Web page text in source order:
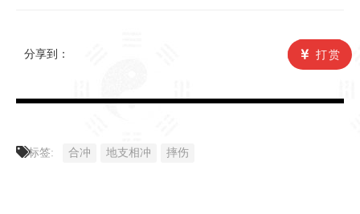
分享到： 打赏
标签: 合冲 地支相冲 摔伤